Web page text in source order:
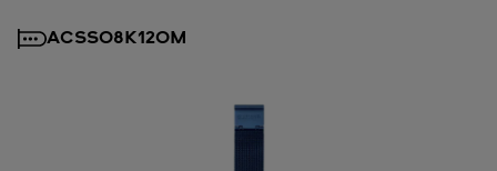
ACSS08K120M